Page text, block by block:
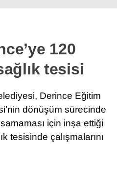
120
tesisi
Derince Eğitim
dönüşüm sürecinde
için inşa ettiği
tesisinde çalışmalarını